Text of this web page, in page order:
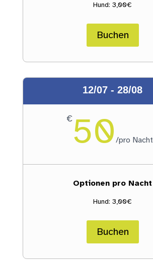
Hund: 3,00€
Buchen
12/07 - 28/08
€50 /pro Nacht
Optionen pro Nacht
Hund: 3,00€
Buchen